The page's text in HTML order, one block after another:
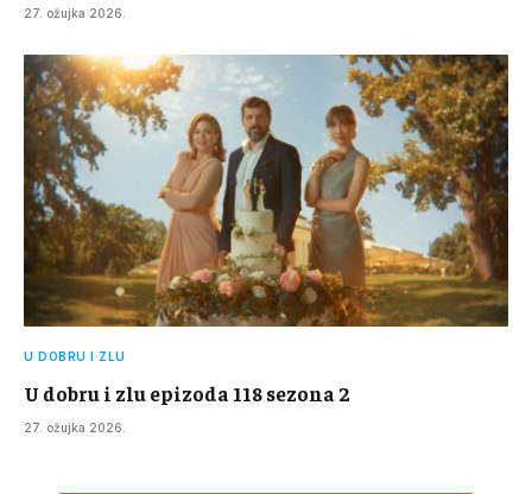
27. ožujka 2026.
U DOBRU I ZLU
U dobru i zlu epizoda 118 sezona 2
27. ožujka 2026.